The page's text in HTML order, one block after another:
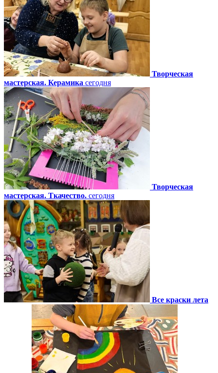
Творческая
мастерская. Керамика сегодня
Творческая
мастерская. Ткачество. сегодня
Все краски лета